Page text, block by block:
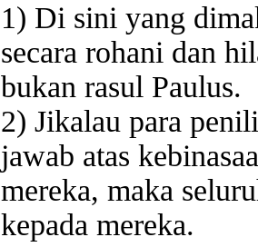
1) Di sini yang
secara rohani dan
bukan rasul Paulus.
2) Jikalau para
jawab atas
mereka, maka
kepada mereka.